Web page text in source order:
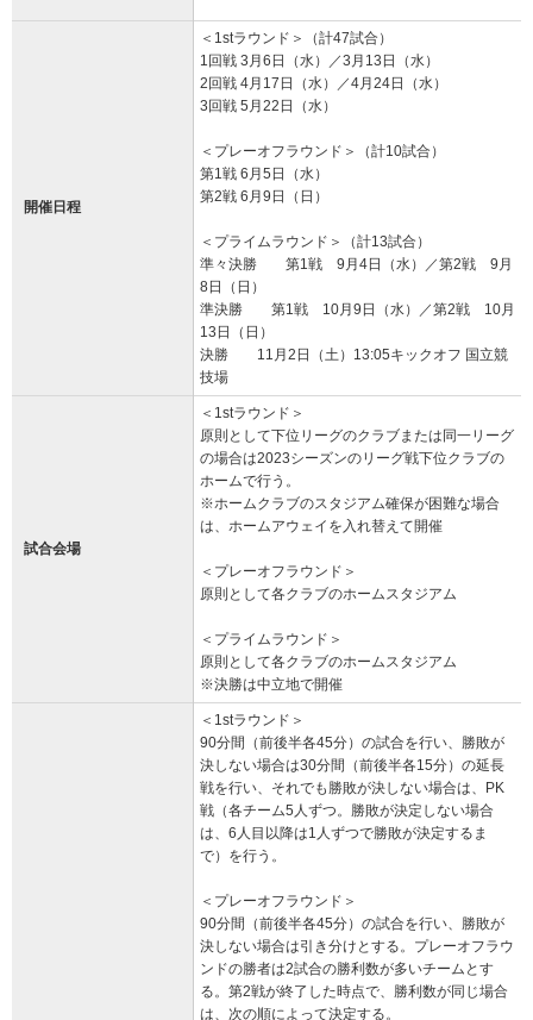
開催日程
＜1stラウンド＞（計47試合）
1回戦 3月6日（水）／3月13日（水）
2回戦 4月17日（水）／4月24日（水）
3回戦 5月22日（水）
＜プレーオフラウンド＞（計10試合）
第1戦 6月5日（水）
第2戦 6月9日（日）
＜プライムラウンド＞（計13試合）
準々決勝 第1戦 9月4日（水）／第2戦 9月
8日（日）
準決勝 第1戦 10月9日（水）／第2戦 10月
13日（日）
決勝 11月2日（土）13:05キックオフ 国立競
技場
試合会場
＜1stラウンド＞
原則として下位リーグのクラブまたは同一リーグ
の場合は2023シーズンのリーグ戦下位クラブの
ホームで行う。
※ホームクラブのスタジアム確保が困難な場合
は、ホームアウェイを入れ替えて開催
＜プレーオフラウンド＞
原則として各クラブのホームスタジアム
＜プライムラウンド＞
原則として各クラブのホームスタジアム
※決勝は中立地で開催
＜1stラウンド＞
90分間（前後半各45分）の試合を行い、勝敗が
決しない場合は30分間（前後半各15分）の延長
戦を行い、それでも勝敗が決しない場合は、PK
戦（各チーム5人ずつ。勝敗が決定しない場合
は、6人目以降は1人ずつで勝敗が決定するま
で）を行う。
＜プレーオフラウンド＞
90分間（前後半各45分）の試合を行い、勝敗が
決しない場合は引き分けとする。プレーオフラウ
ンドの勝者は2試合の勝利数が多いチームとす
る。第2戦が終了した時点で、勝利数が同じ場合
は、次の順によって決定する。